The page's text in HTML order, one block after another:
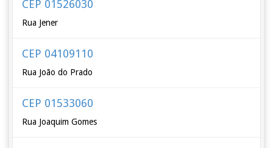
CEP 01526030
Rua Jener
CEP 04109110
Rua João do Prado
CEP 01533060
Rua Joaquim Gomes